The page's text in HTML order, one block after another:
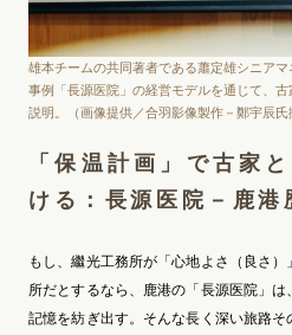
雄本チームの共同著者である蕭定雄シニア
事例「長源医院」の経営モデルを通じて、
説明。（画像提供／合羽影像製作－鄭宇辰氏
「保温計画」で古家
ける：長源医院－鹿港
もし、繼光工務所が「心地よさ（良さ
所だとするなら、鹿港の「長源医院」
記憶を紡ぎ出す。そんな長く深い旅路